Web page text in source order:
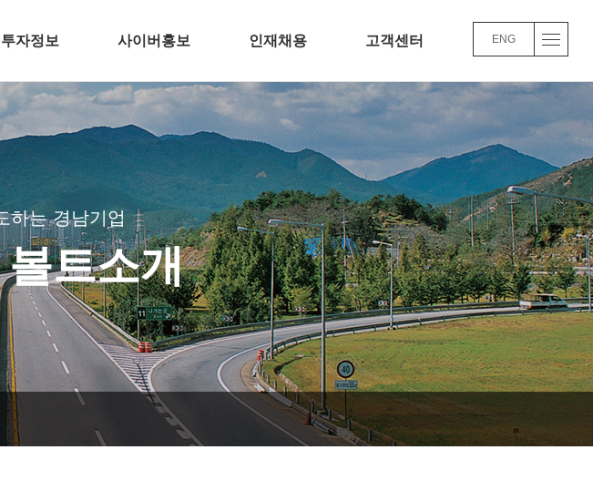
투자정보
전자공고
사이버홍보
언론 속 경남기업
분양뉴스
CI
BI
TV광고
공기질 측정결과
인재채용
채용정보
인사/교육/복리후생
채용FAQ
고객센터
Q&A
경남기업 주요슬롯사이트 볼트실적
바로가기
품질/환경 경영방침
바로가기
ENG
하는 경남기업
트소개